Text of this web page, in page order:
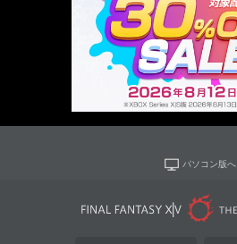
パソコン版へ